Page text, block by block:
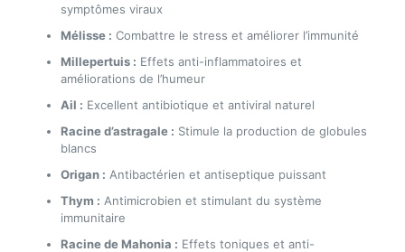
symptômes viraux
Mélisse : Combattre le stress et améliorer l’immunité
Millepertuis : Effets anti-inflammatoires et
améliorations de l’humeur
Ail : Excellent antibiotique et antiviral naturel
Racine d’astragale : Stimule la production de globules
blancs
Origan : Antibactérien et antiseptique puissant
Thym : Antimicrobien et stimulant du système
immunitaire
Racine de Mahonia : Effets toniques et anti-